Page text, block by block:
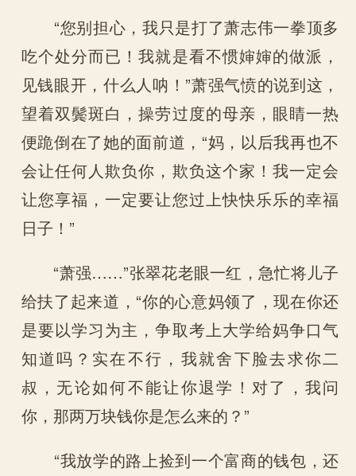
“您别担心，我只是打了萧志伟一拳顶多
吃个处分而已！我就是看不惯婶婶的做派，
见钱眼开，什么人呐！”萧强气愤的说到这，
望着双鬓斑白，操劳过度的母亲，眼睛一热
便跪倒在了她的面前道，“妈，以后我再也不
会让任何人欺负你，欺负这个家！我一定会
让您享福，一定要让您过上快快乐乐的幸福
日子！”
“萧强……”张翠花老眼一红，急忙将儿子
给扶了起来道，“你的心意妈领了，现在你还
是要以学习为主，争取考上大学给妈争口气
知道吗？实在不行，我就舍下脸去求你二
叔，无论如何不能让你退学！对了，我问
你，那两万块钱你是怎么来的？”
“我放学的路上捡到一个富商的钱包，还